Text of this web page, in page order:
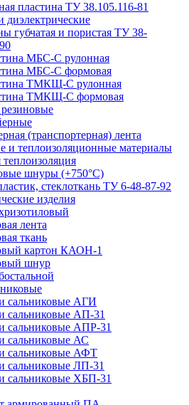
пластина ТУ 38.105.116-81
диэлектрические
губчатая и пористая ТУ 38-
МБС-С рулонная
МБС-С формовая
ТМКЩ-С рулонная
ТМКЩ-С формовая
(транспортерная) лента
и теплоизоляционные материалы
теплоизоляция
шнуры (+750°С)
стеклоткань ТУ 6-48-87-92
изделия
лента
ткань
картон КАОН-1
шнур
сальниковые АГИ
сальниковые АП-31
сальниковые АПР-31
сальниковые АС
сальниковые АФТ
сальниковые ЛП-31
сальниковые ХБП-31